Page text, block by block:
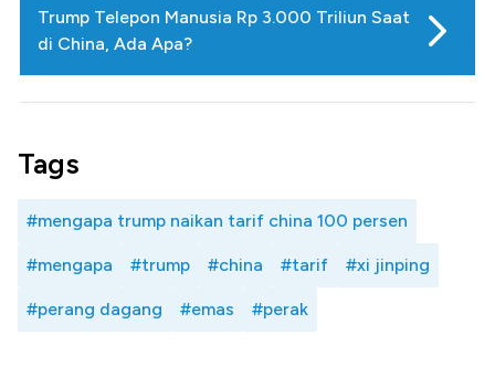
Trump Telepon Manusia Rp 3.000 Triliun Saat
di China, Ada Apa?
Tags
#mengapa trump naikan tarif china 100 persen
#mengapa #trump #china #tarif #xi jinping
#perang dagang #emas #perak